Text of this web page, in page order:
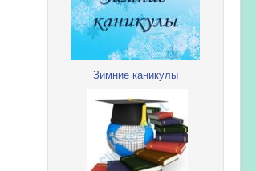
Зимние каникулы